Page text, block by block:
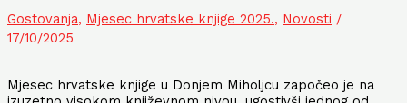
Gostovanja, Mjesec hrvatske knjige 2025., Novosti /
17/10/2025
Mjesec hrvatske knjige u Donjem Miholjcu započeo je na